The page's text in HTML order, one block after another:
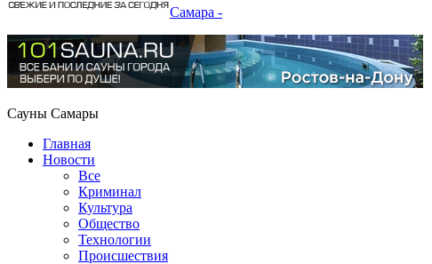
Самара -
Сауны Самары
Главная
Новости
Все
Криминал
Культура
Общество
Технологии
Происшествия